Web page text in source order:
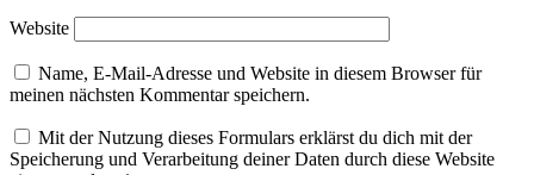
Website
Name, E-Mail-Adresse und Website in diesem Browser für
meinen nächsten Kommentar speichern.
Mit der Nutzung dieses Formulars erklärst du dich mit der
Speicherung und Verarbeitung deiner Daten durch diese Website